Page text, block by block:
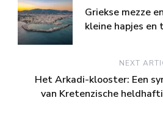
Griekse mezze
kleine hapjes
NEXT
Het Arkadi-klooster: Een
van Kretenzische